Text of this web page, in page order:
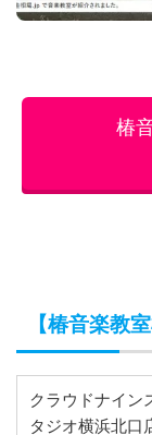
椿
【椿音楽教
クラウドナイン
タジオ横浜北口